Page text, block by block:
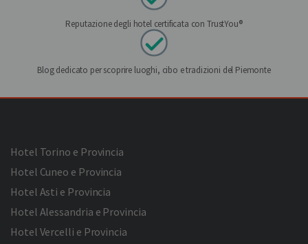
Reputazione degli hotel certificata con TrustYou®
Blog dedicato per scoprire luoghi, cibo e tradizioni del Piemonte
Hotel Torino e Provincia
Hotel Cuneo e Provincia
Hotel Asti e Provincia
Hotel Alessandria e Provincia
Hotel Vercelli e Provincia